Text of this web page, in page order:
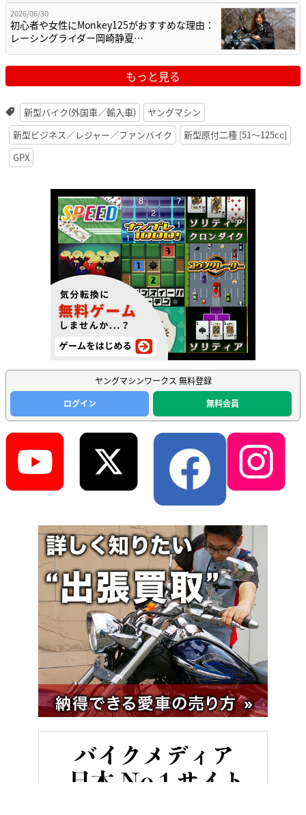
2026/06/30
初心者や女性にMonkey125がおすすめな理由：
レーシングライダー岡崎静夏…
もっと見る
新型バイク(外国車／輸入車)
ヤングマシン
新型ビジネス／レジャー／ファンバイク
新型原付二種 [51〜125cc]
GPX
ヤングマシンワークス 無料登録
ログイン
無料会員